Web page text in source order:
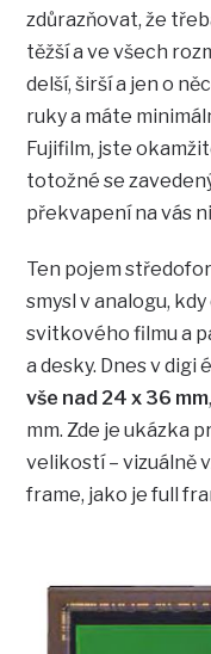
zdůrazňovat, že
těžší a ve všech
delší, širší a jen o
ruky a máte
Fujifilm, jste
totožné se
překvapení na vás
Ten pojem
smysl v analogu,
svitkového filmu a
a desky. Dnes v
vše nad 24 x 36 mm
mm. Zde je ukázka
velikostí – vizuálně
frame, jako je full